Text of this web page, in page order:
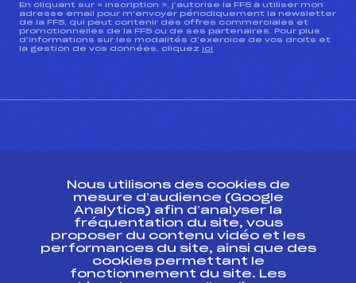
En cliquant sur « inscription », j’autorise la FFS à utiliser mon
adresse email pour m’envoyer périodiquement la newsletter
de la FFS, qui peut contenir des offres commerciales et
promotionnelles de la FFS ou de ses partenaires. Pour plus
d’informations sur les modalités d’exercice de vos droits et
la gestion de vos données, cliquez ici
ESPACE PRESSE
Ressources
Pass’Neige
Projet sportif fédéral
Nous utilisons des cookies de
mesure d’audience (Google
Analytics) afin d’analyser la
fréquentation du site, vous
proposer du contenu vidéo et les
performances du site, ainsi que des
cookies permettant le
fonctionnement du site. Les